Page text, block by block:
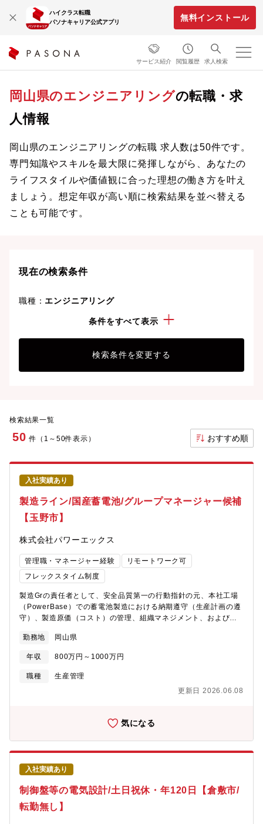
ハイクラス転職
パソナキャリア公式アプリ
無料インストール
サービス紹介 閲覧履歴 求人検索
岡山県のエンジニアリングの転職・求
人情報
岡山県のエンジニアリングの転職 求人数は50件です。
専門知識やスキルを最大限に発揮しながら、あなたの
ライフスタイルや価値観に合った理想の働き方を叶え
ましょう。想定年収が高い順に検索結果を並べ替える
ことも可能です。
現在の検索条件
職種： エンジニアリング
条件をすべて表示
検索条件を変更する
検索結果一覧
50 件（1～50件表示） おすすめ順
入社実績あり
製造ライン/国産蓄電池/グループマネージャー候補
【玉野市】
株式会社パワーエックス
管理職・マネージャー経験
リモートワーク可
フレックスタイム制度
製造Grの責任者として、安全品質第一の行動指針の元、本社工場
（PowerBase）での蓄電池製造における納期遵守（生産計画の遵
守）、製造原価（コスト）の管理、組織マネジメント、および他
スト管理- 「安全・品質第一」の行動指針に基づく、工場内の安全
衛生管理及び労働災害ゼロ活動推進- 生産計画に基づく、製造Grの
納期管理および生産リソース（総人員・設備）の最適化、残業・
休出の判断- 製造原価の低減活動（コスト改善戦略）の策定、およ
援戦略の策定、および外部パートナーとの折衝- 本社工場で立ち上
証等）との全体調整・統括2. 生産体制・安全品質ガバナンスの構
築- 蓄電池組立工程における安全性・品質・効率向上に関する全社
的方針の現場への落とし込みと定着化- 重大な工程内不良やトラブ
ル発生時における、本社品質保証部や開発部門との連携・対策指
揮- 設備導入や大幅な工程変更に関する最終検収・意思決定3. 組
織マネジメント・育成- 製造Grメンバーの目標設定、評価、育成、
リソースマネジメント- 多数の派遣社員が安定して稼働できる労働
環境の整備- 他部署（品質管理、開発、調達）との各種調整・折衝
勤務地 岡山県
年収 800万円～1000万円
職種
生産管理
更新日 2026.06.08
気になる
入社実績あり
制御盤等の電気設計/土日祝休・年120日【倉敷市/
転勤無し】